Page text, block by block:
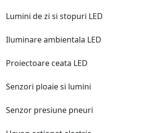
Lumini de zi si stopuri LED
Iluminare ambientala LED
Proiectoare ceata LED
Senzori ploaie si lumini
Senzor presiune pneuri